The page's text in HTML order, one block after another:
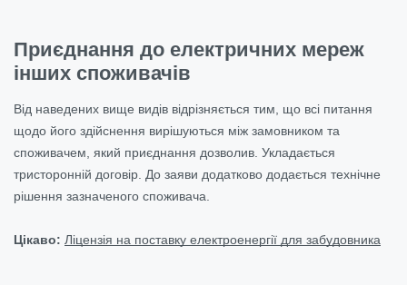
Приєднання до електричних мереж
інших споживачів
Від наведених вище видів відрізняється тим, що всі питання
щодо його здійснення вирішуються між замовником та
споживачем, який приєднання дозволив. Укладається
тристоронній договір. До заяви додатково додається технічне
рішення зазначеного споживача.
Цікаво: Ліцензія на поставку електроенергії для забудовника